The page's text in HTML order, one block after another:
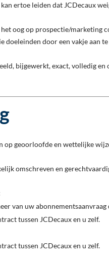
ertoe leiden dat JCDecaux
oog op prospectie/
doeleinden door een vakje aan
bijgewerkt, exact, volledig
op geoorloofde en wettelijke
omschreven en
van uw abonnementsaanvraag
tussen JCDecaux en u zelf.
tussen JCDecaux en u zelf.